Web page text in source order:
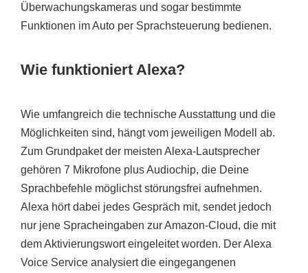
Überwachungskameras und sogar bestimmte
Funktionen im Auto per Sprachsteuerung bedienen.
Wie funktioniert Alexa?
Wie umfangreich die technische Ausstattung und die
Möglichkeiten sind, hängt vom jeweiligen Modell ab.
Zum Grundpaket der meisten Alexa-Lautsprecher
gehören 7 Mikrofone plus Audiochip, die Deine
Sprachbefehle möglichst störungsfrei aufnehmen.
Alexa hört dabei jedes Gespräch mit, sendet jedoch
nur jene Spracheingaben zur Amazon-Cloud, die mit
dem Aktivierungswort eingeleitet worden. Der Alexa
Voice Service analysiert die eingegangenen